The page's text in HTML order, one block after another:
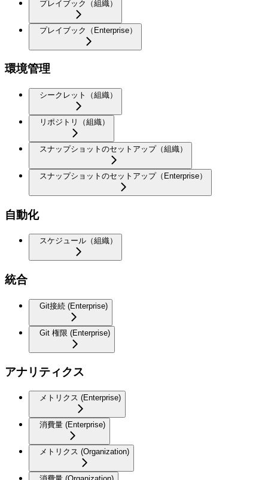
プレイブック（組織）
プレイブック（Enterprise）
環境管理
シークレット（組織）
リポジトリ（組織）
スナップショットのセットアップ（組織）
スナップショットのセットアップ（Enterprise）
自動化
スケジュール（組織）
統合
Git接続 (Enterprise)
Git 権限 (Enterprise)
アナリティクス
メトリクス (Enterprise)
消費量 (Enterprise)
メトリクス (Organization)